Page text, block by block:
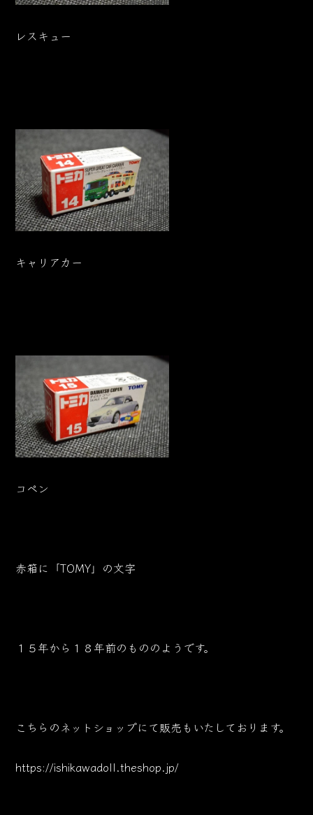
レスキュー
キャリアカー
コペン
赤箱に「TOMY」の文字
１５年から１８年前のもののようです。
こちらのネットショップにて販売もいたしております。
https://ishikawadoll.theshop.jp/